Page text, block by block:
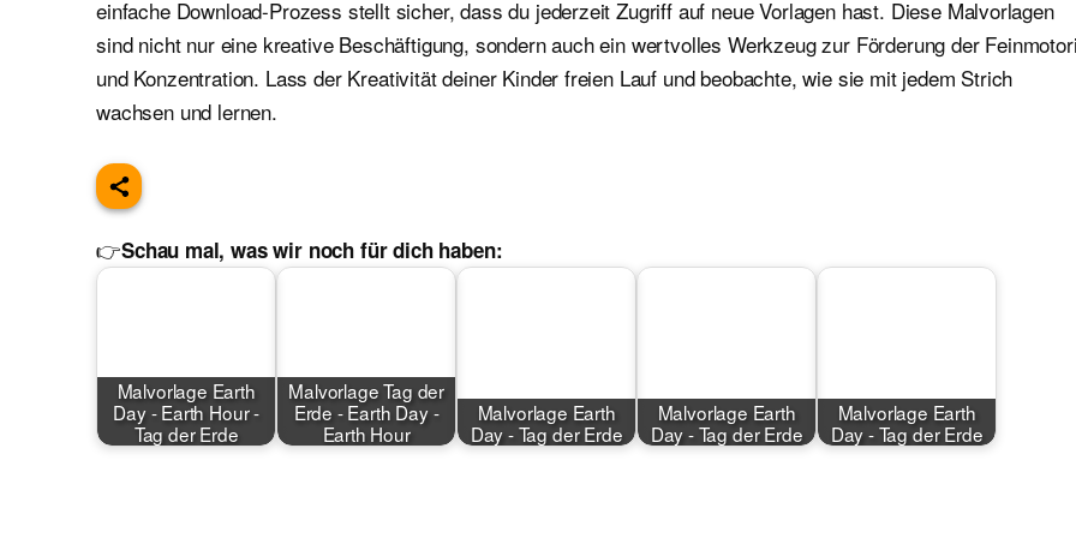
einfache Download-Prozess stellt sicher, dass du jederzeit Zugriff auf neue Vorlagen hast. Diese Malvorlagen
sind nicht nur eine kreative Beschäftigung, sondern auch ein wertvolles Werkzeug zur Förderung der
und Konzentration. Lass der Kreativität deiner Kinder freien Lauf und beobachte, wie sie mit jedem Strich
wachsen und lernen.
👉Schau mal, was wir noch für dich haben:
Malvorlage Earth
Day - Earth Hour -
Tag der Erde
Malvorlage Tag der
Erde - Earth Day -
Earth Hour
Malvorlage Earth
Day - Tag der Erde
Malvorlage Earth
Day - Tag der Erde
Malvorlage Earth
Day - Tag der Erde